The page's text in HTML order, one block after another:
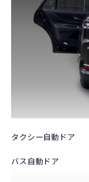
タクシー自動ドア
バス自動ドア